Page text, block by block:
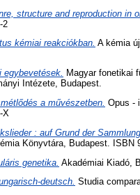
structure and reproduction in
2
kémiai reakciókban. A kémia
egybevetések. Magyar fonetikai
Intézete, Budapest.
a művészetben. Opus -
X
: auf Grund der
Könyvtára, Budapest. ISBN
genetika. Akadémiai Kiadó,
deutsch. Studia